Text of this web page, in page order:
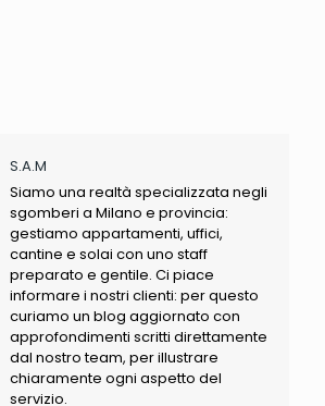
S.A.M
Siamo una realtà specializzata negli
sgomberi a Milano e provincia:
gestiamo appartamenti, uffici,
cantine e solai con uno staff
preparato e gentile. Ci piace
informare i nostri clienti: per questo
curiamo un blog aggiornato con
approfondimenti scritti direttamente
dal nostro team, per illustrare
chiaramente ogni aspetto del
servizio.